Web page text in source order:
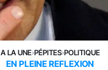
A LA UNE›PÉPITES›POLITIQUE
EN PLEINE REFLEXION